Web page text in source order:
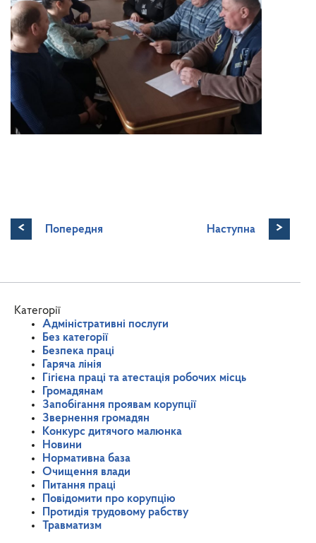
< Попередня Наступна >
Категорії
Адміністративні послуги
Без категорії
Безпека праці
Гаряча лінія
Гігієна праці та атестація робочих місць
Громадянам
Запобігання проявам корупції
Звернення громадян
Конкурс дитячого малюнка
Новини
Нормативна база
Очищення влади
Питання праці
Повідомити про корупцію
Протидія трудовому рабству
Травматизм